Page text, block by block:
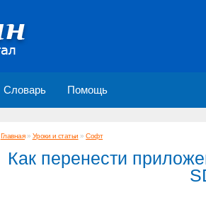
Словарь Помощь
Главная» Уроки и статьи »Софт
Как перенести